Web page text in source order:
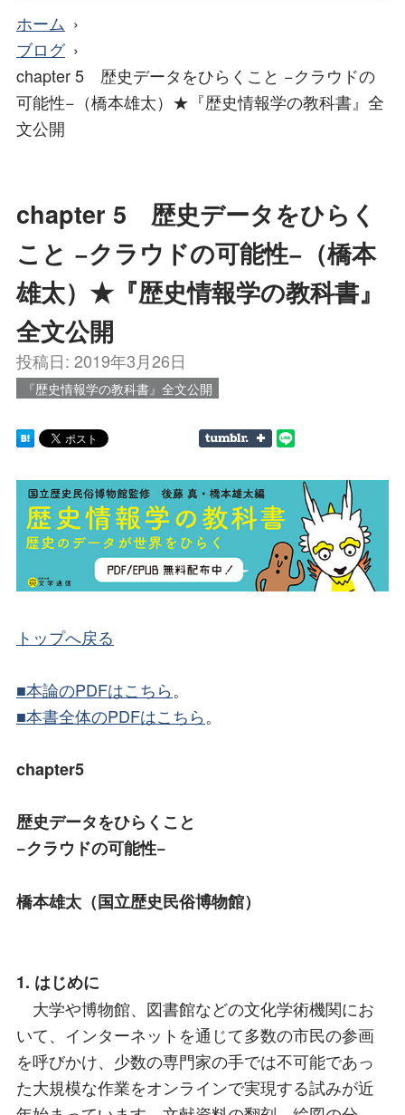
ホーム
ブログ
chapter 5 歴史データをひらくこと −クラウドの
可能性−（橋本雄太）★『歴史情報学の教科書』全
文公開
chapter 5 歴史データをひらく
こと −クラウドの可能性−（橋本
雄太）★『歴史情報学の教科書』
全文公開
投稿日: 2019年3月26日
『歴史情報学の教科書』全文公開
トップへ戻る
■本論のPDFはこちら。
■本書全体のPDFはこちら。
chapter5
歴史データをひらくこと
−クラウドの可能性−
橋本雄太（国立歴史民俗博物館）
1. はじめに
大学や博物館、図書館などの文化学術機関にお
いて、インターネットを通じて多数の市民の参画
を呼びかけ、少数の専門家の手では不可能であっ
た大規模な作業をオンラインで実現する試みが近